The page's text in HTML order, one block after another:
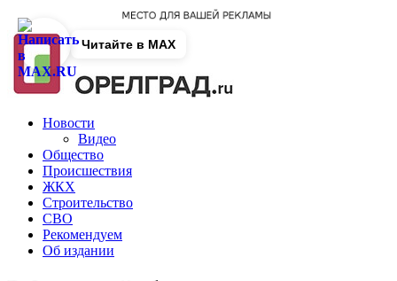
Новости
Видео
Общество
Происшествия
ЖКХ
Строительство
СВО
Рекомендуем
Об издании
Читайте в MAX